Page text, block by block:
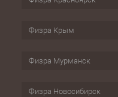
Физра Крым
Физра Мурманск
Физра Новосибирск